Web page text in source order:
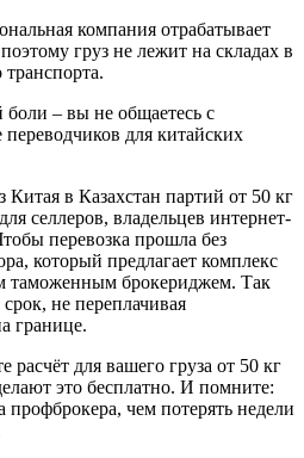
компания отрабатывает
груз не лежит на складах в
боли – вы не общаетесь с
для китайских
Китая в Казахстан партий от 50 кг
селлеров, владельцев интернет-
перевозка прошла без
который предлагает комплекс
таможенным брокериджем. Так
не переплачивая
границе.
расчёт для вашего груза от 50 кг
это бесплатно. И помните:
профброкера, чем потерять недели